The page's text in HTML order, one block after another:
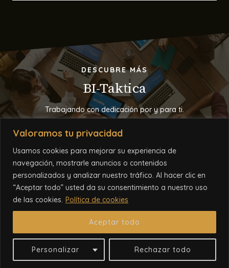
Valoramos tu privacidad
Usamos cookies para mejorar su experiencia de
navegación, mostrarle anuncios o contenidos
personalizados y analizar nuestro tráfico. Al hacer clic en
“Aceptar todo” usted da su consentimiento a nuestro uso
de las cookies. Política de cookies
Personalizar Rechazar todo
Aceptar todo
DESCUBRE MÁS
BI-Taktica
Trabajando con dedicación por y para ti.
NUESTRA MISIÓN
Política de Privacidad Aviso Legal Política de Cookies
© 2026 Todos los derechos reservados. Desarrollado por